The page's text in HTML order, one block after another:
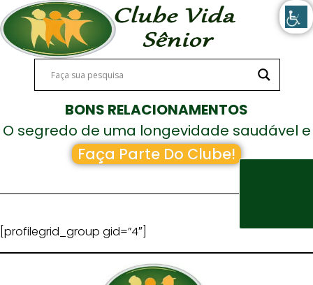
BONS RELACIONAMENTOS
O segredo de uma longevidade saudável e
feliz!
Faça Parte Do Clube!
[profilegrid_group gid=”4″]